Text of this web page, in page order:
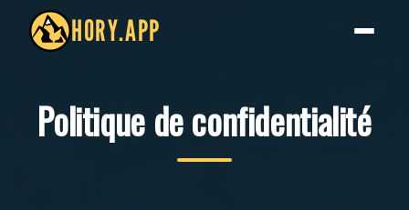
HORY.APP
Politique de confidentialité